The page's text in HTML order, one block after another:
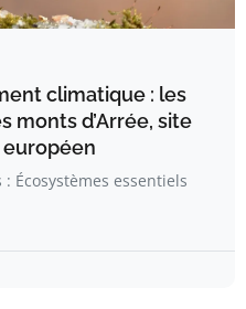
climatique : les
monts d’Arrée, site
: Écosystèmes essentiels